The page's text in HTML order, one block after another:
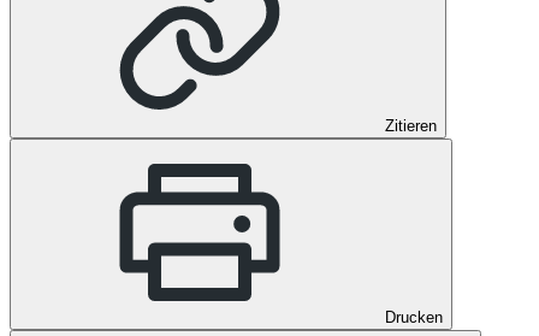
Zitieren
Drucken